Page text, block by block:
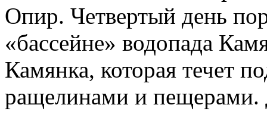
Опир. Четвертый день
«бассейне» водопада
Камянка, которая течет
ращелинами и